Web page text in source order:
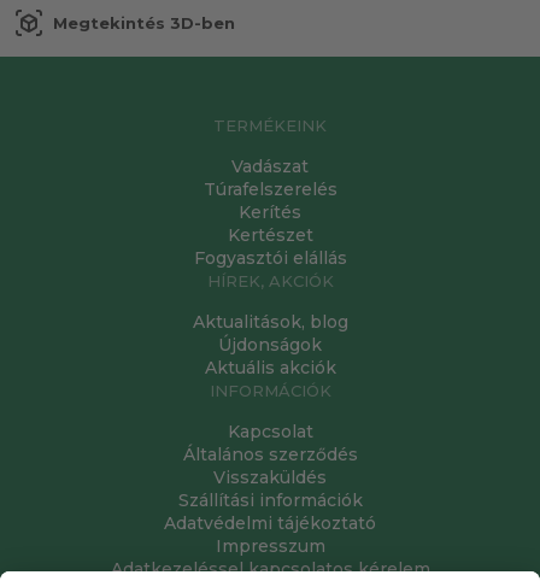
view_in_ar Megtekintés 3D-ben
TERMÉKEINK
Vadászat
Túrafelszerelés
Kerítés
Kertészet
Fogyasztói elállás
HÍREK, AKCIÓK
Aktualitások, blog
Újdonságok
Aktuális akciók
INFORMÁCIÓK
Kapcsolat
Általános szerződés
Visszaküldés
Szállítási információk
Adatvédelmi tájékoztató
Impresszum
Adatkezeléssel kapcsolatos kérelem